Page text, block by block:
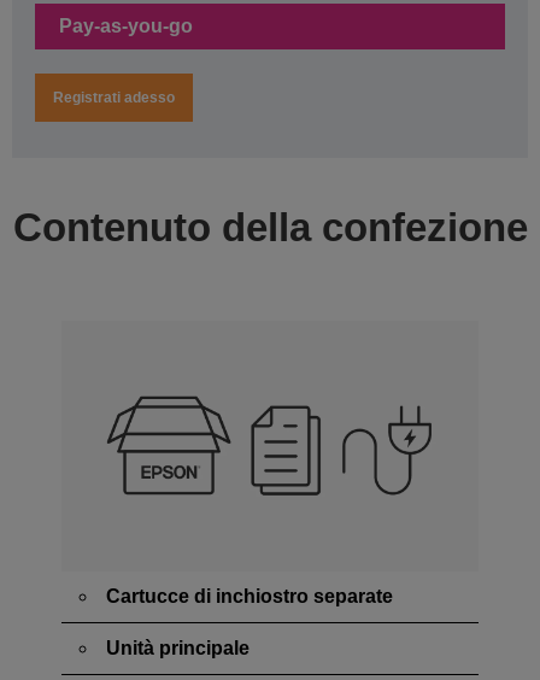
Pay-as-you-go
Registrati adesso
Contenuto della confezione
Cartucce di inchiostro separate
Unità principale